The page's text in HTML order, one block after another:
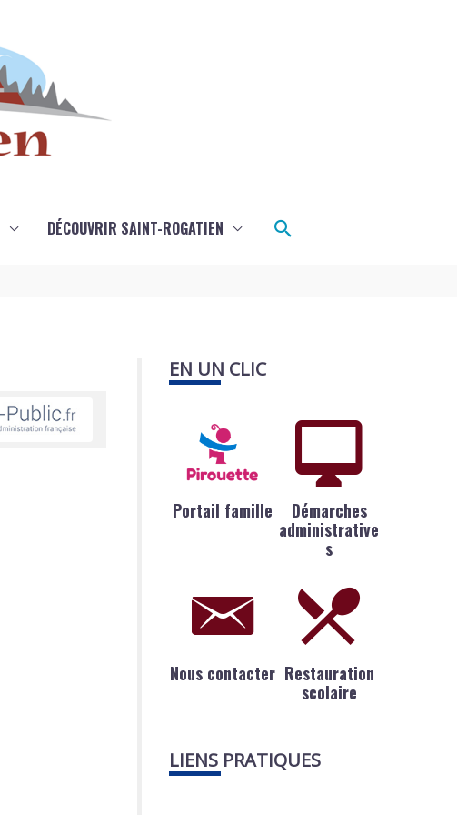
DÉCOUVRIR SAINT-ROGATIEN Rechercher
EN UN CLIC
Portail famille
Démarches
administrative
s
Nous contacter Restauration
scolaire
LIENS PRATIQUES